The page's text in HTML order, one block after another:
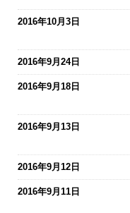
2016年10月3日
2016年9月24日
2016年9月18日
2016年9月13日
2016年9月12日
2016年9月11日